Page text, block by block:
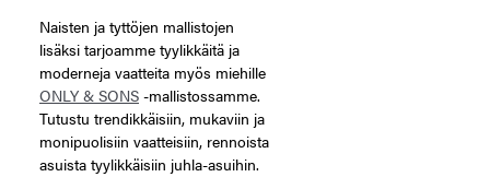
Naisten ja tyttöjen mallistojen
lisäksi tarjoamme tyylikkäitä ja
moderneja vaatteita myös miehille
ONLY & SONS -mallistossamme.
Tutustu trendikkäisiin, mukaviin ja
monipuolisiin vaatteisiin, rennoista
asuista tyylikkäisiin juhla-asuihin.